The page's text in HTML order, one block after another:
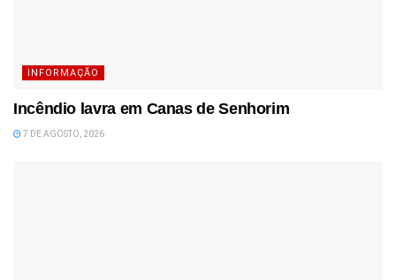
INFORMAÇÃO
Incêndio lavra em Canas de Senhorim
7 DE AGOSTO, 2026